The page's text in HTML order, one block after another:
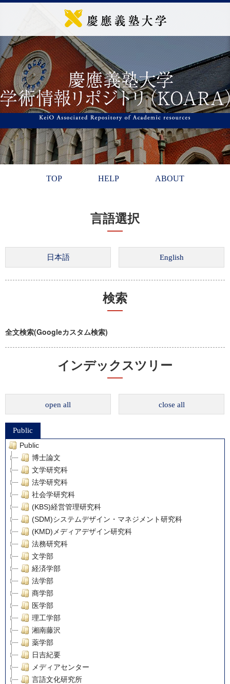
TOP HELP ABOUT
言語選択
検索
全文検索(Googleカスタム検索)
インデックスツリー
open all close all
Public
Public
博士論文
文学研究科
法学研究科
社会学研究科
(KBS)経営管理研究科
(SDM)システムデザイン・マネジメント研究科
(KMD)メディアデザイン研究科
法務研究科
文学部
経済学部
法学部
商学部
医学部
理工学部
湘南藤沢
薬学部
日吉紀要
メディアセンター
言語文化研究所